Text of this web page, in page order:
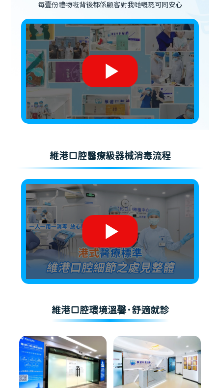
每壹份禮物嘅背後都係顧客對我哋嘅認可同安心
維港口腔醫療級器械消毒流程
維港口腔環境溫馨·舒適就診